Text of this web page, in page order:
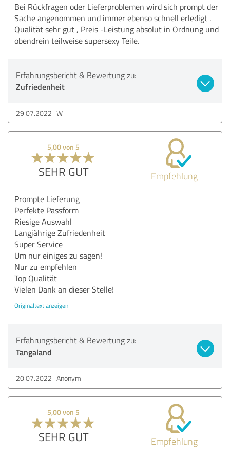
Bei Rückfragen oder Lieferproblemen wird sich prompt der
Sache angenommen und immer ebenso schnell erledigt .
Qualität sehr gut , Preis -Leistung absolut in Ordnung und
obendrein teilweise supersexy Teile.
Erfahrungsbericht & Bewertung zu:
Zufriedenheit
29.07.2022 W.
5,00 von 5
SEHR GUT Empfehlung
Prompte Lieferung
Perfekte Passform
Riesige Auswahl
Langjährige Zufriedenheit
Super Service
Um nur einiges zu sagen!
Nur zu empfehlen
Top Qualität
Vielen Dank an dieser Stelle!
Originaltext anzeigen
Erfahrungsbericht & Bewertung zu:
Tangaland
20.07.2022 Anonym
5,00 von 5
SEHR GUT Empfehlung